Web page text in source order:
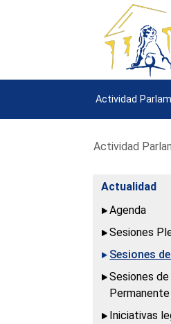
Actividad
Actividad
Actualidad
Agenda
Sesiones
Sesiones
Sesiones
Permanente
Iniciativas